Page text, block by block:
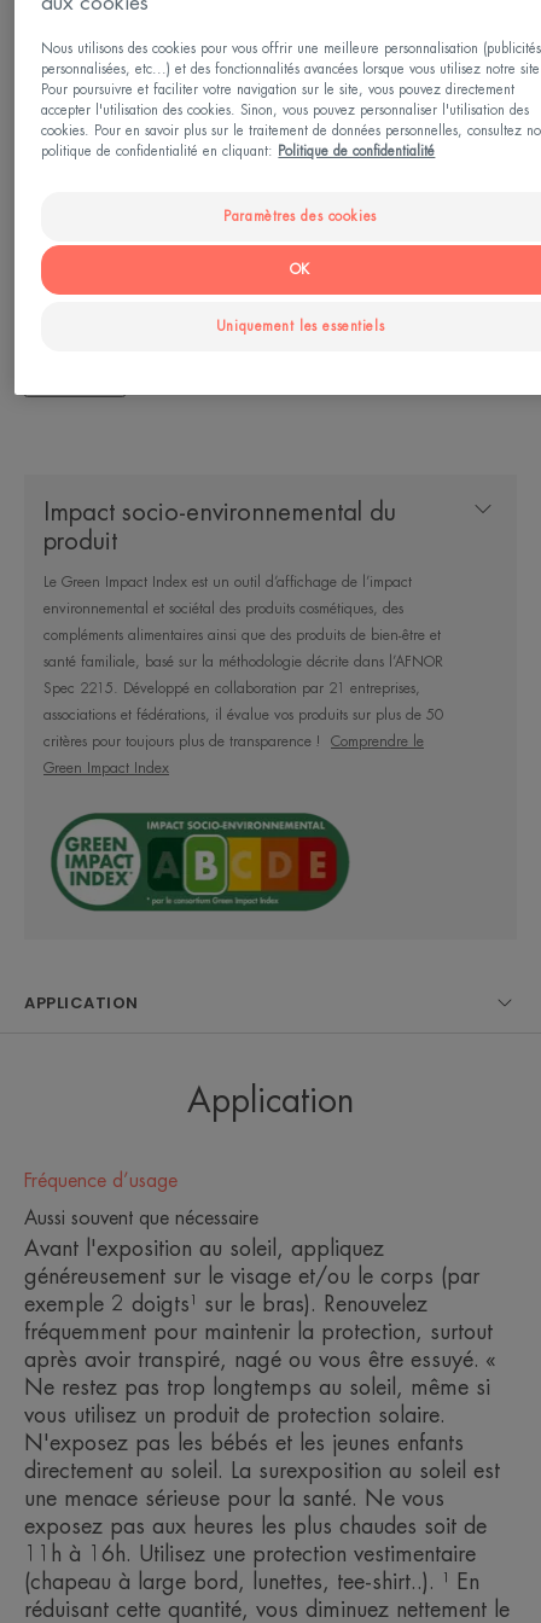
Le fluide Intense Protect SPF50+ est le soin solaire
ultra large spectre pour le visage et le corps
adapté aux conditions de soleil les plus intenses et
aux peaux les plus sensibles*.
Ce soin intègre le TriAsorB, filtre solaire large
spectre qui protège au delà des UVB et UVA,
jusqu'à la lumière bleue HEV. Il protège ainsi de
l'accélération du vieillissement cutané.
peaux sèches à tendance atopique comme aux
patients en post-actes chirurgicaux ou cicatrices et
tatouages post réépidermisation. Sa formule offre
une très haute tolérance cutanée et oculaire.
Ultra Résistant :
Testé dans les conditions les plus exposées (aridité,
tropiques, hautes altitudes). Est ultra-résistant à
Texture hybride :
Sa texture permet une pénétration en 3
milieu marin :
1.Des filtres évalués non écotoxiques testés sur 3
espèces clés de la biodiversité marine¹.
2.Des Produits développés avec des formules
optimisées pour favoriser leur biodégradabilité² et
avec un nombre limité de filtres UV.
Des packagings en matériaux recyclés ou
recyclables, ou bio-sourcés ou compostables ou
allégés en plastique. Ici : emballage entièrement
recyclable et comportant au moins 30% de
matières recyclées
3.Des actions de communication visant à
sensibiliser/éduquer le public à la nécessité de
Impact socio-environnemental du
produit
Le Green Impact Index est un outil d’affichage de l’impact
environnemental et sociétal des produits cosmétiques, des
compléments alimentaires ainsi que des produits de bien-être et
santé familiale, basé sur la méthodologie décrite dans l’AFNOR
Spec 2215. Développé en collaboration par 21 entreprises,
associations et fédérations, il évalue vos produits sur plus de 50
critères pour toujours plus de transparence !
Comprendre le
Green Impact Index
APPLICATION
Application
Fréquence d’usage
Aussi souvent que nécessaire
Avant l'exposition au soleil, appliquez
généreusement sur le visage et/ou le corps (par
exemple 2 doigts¹ sur le bras). Renouvelez
fréquemment pour maintenir la protection, surtout
après avoir transpiré, nagé ou vous être essuyé. «
Ne restez pas trop longtemps au soleil, même si
vous utilisez un produit de protection solaire.
N'exposez pas les bébés et les jeunes enfants
directement au soleil. La surexposition au soleil est
une menace sérieuse pour la santé. Ne vous
exposez pas aux heures les plus chaudes soit de
11h à 16h. Utilisez une protection vestimentaire
(chapeau à large bord, lunettes, tee-shirt..). ¹ En
réduisant cette quantité, vous diminuez nettement le
Nous utilisons des cookies pour vous offrir une meilleure personnalisation (publicités
personnalisées, etc...) et des fonctionnalités avancées lorsque vous utilisez notre
Pour poursuivre et faciliter votre navigation sur le site, vous pouvez directement
accepter l'utilisation des cookies. Sinon, vous pouvez personnaliser l'utilisation des
cookies. Pour en savoir plus sur le traitement de données personnelles, consultez
politique de confidentialité en cliquant:
Politique de confidentialité
Paramètres des cookies
Uniquement les essentiels
OK